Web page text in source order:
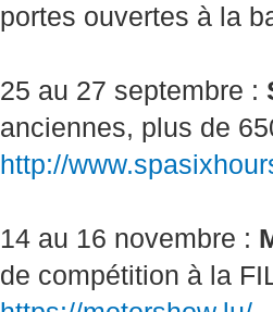
portes ouvertes à la
25 au 27 septembre :
anciennes, plus de
http://
14 au 16 novembre :
de compétition à la